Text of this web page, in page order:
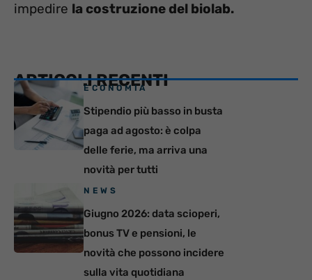
impedire la costruzione del biolab.
ARTICOLI RECENTI
ECONOMIA
Stipendio più basso in busta
paga ad agosto: è colpa
delle ferie, ma arriva una
novità per tutti
NEWS
Giugno 2026: data scioperi,
bonus TV e pensioni, le
novità che possono incidere
sulla vita quotidiana